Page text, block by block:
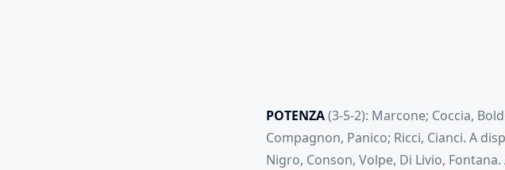
POTENZA(3-5-2): Marcone; Coccia,
Compagnon, Panico; Ricci, Cianci. A
Nigro, Conson, Volpe, Di Livio, Fontana.